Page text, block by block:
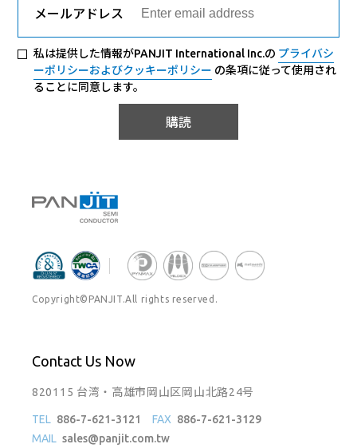
メールアドレス
購読
私は提供した情報がPANJIT International Inc.の プライバシ
ーポリシーおよびクッキーポリシー の条項に従って使用され
ることに同意します。
Copyright©PANJIT.All rights reserved.
Contact Us Now
820115 台湾・高雄市岡山区岡山北路24号
TEL 886-7-621-3121 FAX 886-7-621-3129
MAIL sales@panjit.com.tw